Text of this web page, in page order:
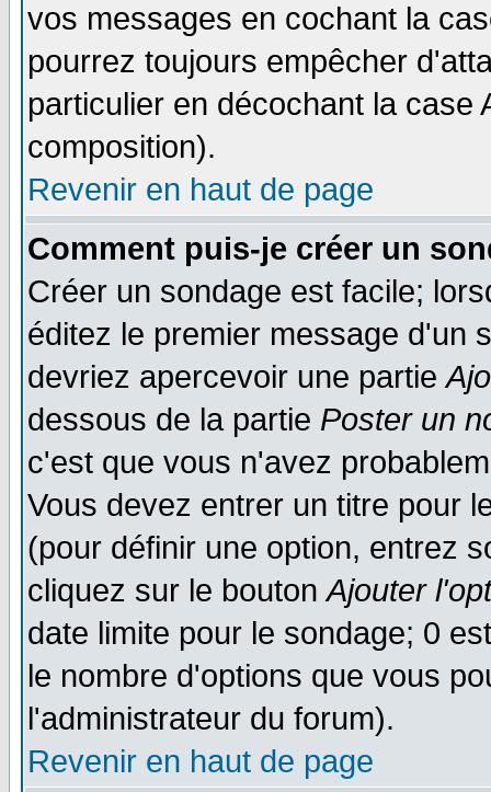
vos messages en cochant la
pourrez toujours empêcher
particulier en décochant la
composition).
Revenir en haut de page
Comment puis-je créer un
Créer un sondage est facile;
éditez le premier message d'un
devriez apercevoir une partie
dessous de la partie Poster un
c'est que vous n'avez
Vous devez entrer un titre pour
(pour définir une option, entrez
cliquez sur le boutonAjouter
date limite pour le sondage; 0
le nombre d'options que vous
l'administrateur du forum).
Revenir en haut de page